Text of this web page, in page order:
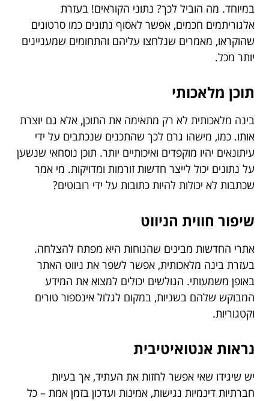
במיוחד. מה הוביל לכך? נתוני הקוראים! בעזרת
אלגוריתמים חכמים, אפשר לאסוף נתונים כמו סרטונים
שהוקראו, מאמרים שנלחצו עליהם והתחומים שמעניינים
יותר מכל.
תוכן מלאכותי
בינה מלאכותית לא רק מתאימה את התוכן, אלא גם יוצרת
אותו. כמו, מישהו גרם לכך שהתכנים שנכתבים על ידי
עיתונאים יהיו מוקפדים ואיכותיים יותר. תוכן נוסחאי שנשען
על נתונים יכול לייצר חדשות זורמות ומדויקות. מי אמר
שכתבות לא יכולות להיות כתובות על ידי רובוטים?
שיפור חווית הניווט
אתרי החדשות מבינים שהנוחות היא מפתח להצלחה.
בעזרת בינה מלאכותית, אפשר לשפר את ניווט האתר
באופן משמעותי. הגולשים יכולים למצוא את המידע
המבוקש שלהם בשניות, במקום לגלול אינספור טורים
וקטגוריות.
נראות אנטואיטיבית
יש שיגידו שאי אפשר לחזות את העתיד, אך בעיות
חברתיות דינמיות נגישות, אמינות ועדכון בזמן אמת – כל